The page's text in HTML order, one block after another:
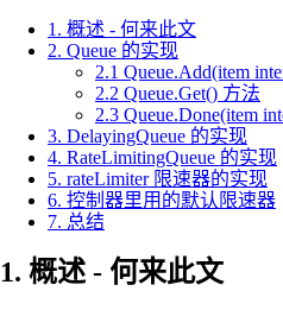
1. 概述 - 何来此文
2. Queue 的实现
2.1 Queue.Add(item
2.2 Queue.Get() 方法
2.3 Queue.Done(item
3. DelayingQueue 的实现
4. RateLimitingQueue 的实现
5. rateLimiter 限速器的实现
6. 控制器里用的默认限速器
7. 总结
1. 概述 - 何来此文